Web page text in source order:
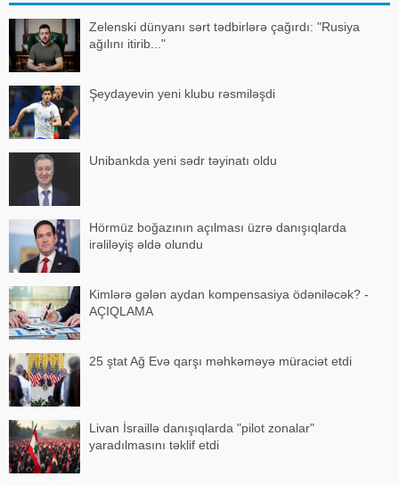
Zelenski dünyanı sərt tədbirlərə çağırdı: "Rusiya
ağılını itirib..."
Şeydayevin yeni klubu rəsmiləşdi
Unibankda yeni sədr təyinatı oldu
Hörmüz boğazının açılması üzrə danışıqlarda
irəliləyiş əldə olundu
Kimlərə gələn aydan kompensasiya ödəniləcək? -
AÇIQLAMA
25 ştat Ağ Evə qarşı məhkəməyə müraciət etdi
Livan İsraillə danışıqlarda "pilot zonalar"
yaradılmasını təklif etdi